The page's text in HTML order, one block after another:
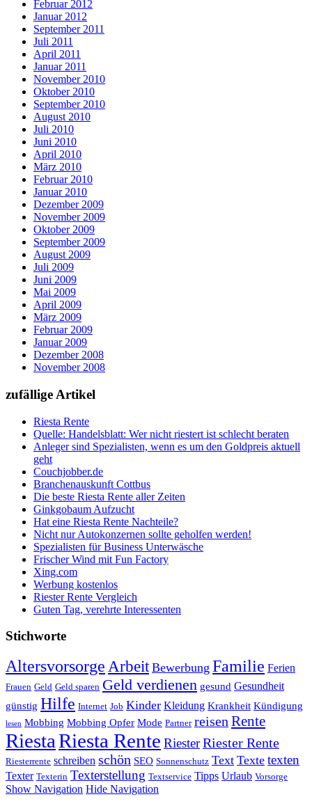
Februar 2012
Januar 2012
September 2011
Juli 2011
April 2011
Januar 2011
November 2010
Oktober 2010
September 2010
August 2010
Juli 2010
Juni 2010
April 2010
März 2010
Februar 2010
Januar 2010
Dezember 2009
November 2009
Oktober 2009
September 2009
August 2009
Juli 2009
Juni 2009
Mai 2009
April 2009
März 2009
Februar 2009
Januar 2009
Dezember 2008
November 2008
zufällige Artikel
Riesta Rente
Quelle: Handelsblatt: Wer nicht riestert ist schlecht beraten
Anleger sind Spezialisten, wenn es um den Goldpreis aktuell
geht
Couchjobber.de
Branchenauskunft Cottbus
Die beste Riesta Rente aller Zeiten
Ginkgobaum Aufzucht
Hat eine Riesta Rente Nachteile?
Nicht nur Autokonzernen sollte geholfen werden!
Spezialisten für Business Unterwäsche
Frischer Wind mit Fun Factory
Xing.com
Werbung kostenlos
Riester Rente Vergleich
Guten Tag, verehrte Interessenten
Stichworte
Altersvorsorge Arbeit Bewerbung Familie Ferien
Frauen Geld Geld sparen Geld verdienen gesund Gesundheit
günstig Hilfe Internet Job Kinder Kleidung Krankheit Kündigung
lesen Mobbing Mobbing Opfer Mode Partner reisen Rente
RiestaRiesta Rente RiesterRiester Rente
Riesterrente schreiben schön SEO Sonnenschutz Text Texte texten
Texter Texterin Texterstellung Textservice Tipps Urlaub Vorsorge
Show Navigation Hide Navigation